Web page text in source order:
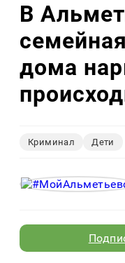
В
дома
Криминал Дети